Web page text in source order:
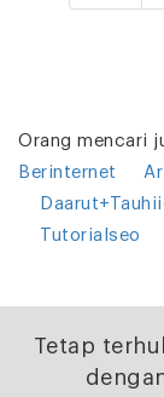
Orang mencari
Berinternet
Tutorialseo
Tetap